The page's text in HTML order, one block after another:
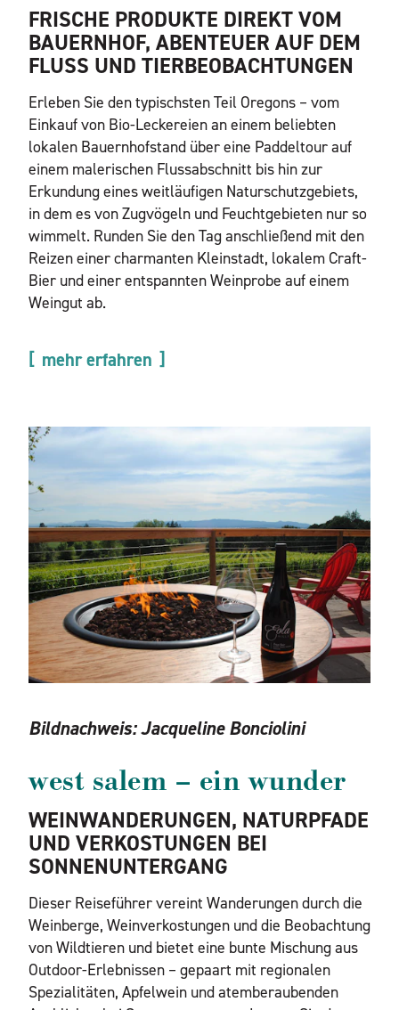
FRISCHE PRODUKTE DIREKT VOM
BAUERNHOF, ABENTEUER AUF DEM
FLUSS UND TIERBEOBACHTUNGEN
Erleben Sie den typischsten Teil Oregons – vom
Einkauf von Bio-Leckereien an einem beliebten
lokalen Bauernhofstand über eine Paddeltour auf
einem malerischen Flussabschnitt bis hin zur
Erkundung eines weitläufigen Naturschutzgebiets,
in dem es von Zugvögeln und Feuchtgebieten nur so
wimmelt. Runden Sie den Tag anschließend mit den
Reizen einer charmanten Kleinstadt, lokalem Craft-
Bier und einer entspannten Weinprobe auf einem
Weingut ab.
mehr erfahren
Bildnachweis:Jacqueline Bonciolini
west salem – ein wunder
WEINWANDERUNGEN, NATURPFADE
UND VERKOSTUNGEN BEI
SONNENUNTERGANG
Dieser Reiseführer vereint Wanderungen durch die
Weinberge, Weinverkostungen und die Beobachtung
von Wildtieren und bietet eine bunte Mischung aus
Outdoor-Erlebnissen – gepaart mit regionalen
Spezialitäten, Apfelwein und atemberaubenden